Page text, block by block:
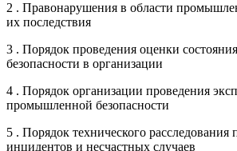
2 . Правонарушения в области
их последствия
3 . Порядок проведения оценки
безопасности в организации
4 . Порядок организации проведения
промышленной безопасности
5 . Порядок технического расследования
инцидентов и несчастных случаев